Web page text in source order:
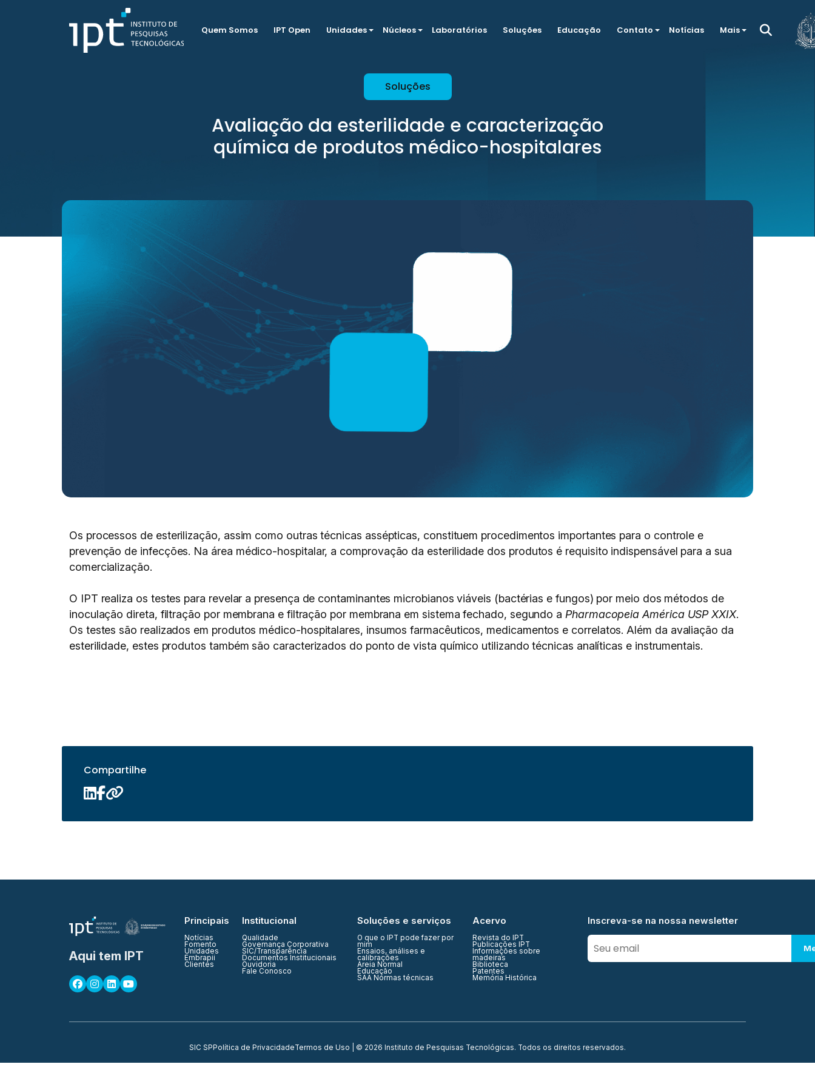
Quem Somos IPT Open Unidades Núcleos Laboratórios Soluções Educação Contato Notícias Mais
Soluções
Avaliação da esterilidade e caracterização
química de produtos médico-hospitalares
Os processos de esterilização, assim como outras técnicas assépticas, constituem procedimentos importantes para o controle e
prevenção de infecções. Na área médico-hospitalar, a comprovação da esterilidade dos produtos é requisito indispensável para a sua
comercialização.
O IPT realiza os testes para revelar a presença de contaminantes microbianos viáveis (bactérias e fungos) por meio dos métodos de
inoculação direta, filtração por membrana e filtração por membrana em sistema fechado, segundo a Pharmacopeia América USP XXIX.
Os testes são realizados em produtos médico-hospitalares, insumos farmacêuticos, medicamentos e correlatos. Além da avaliação da
esterilidade, estes produtos também são caracterizados do ponto de vista químico utilizando técnicas analíticas e instrumentais.
Compartilhe
Aqui tem IPT
Principais
Notícias
Fomento
Unidades
Embrapii
Clientes
Institucional
Qualidade
Governança Corporativa
SIC/Transparência
Documentos Institucionais
Ouvidoria
Fale Conosco
Soluções e serviços
O que o IPT pode fazer por
mim
Ensaios, análises e
calibrações
Areia Normal
Educação
SAA Normas técnicas
Acervo
Revista do IPT
Publicações IPT
Informações sobre
madeiras
Biblioteca
Patentes
Memória Histórica
Inscreva-se na nossa newsletter
SIC SPPolítica de PrivacidadeTermos de Uso | © 2026 Instituto de Pesquisas Tecnológicas. Todos os direitos reservados.